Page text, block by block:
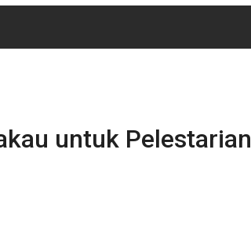
untuk Pelestarian